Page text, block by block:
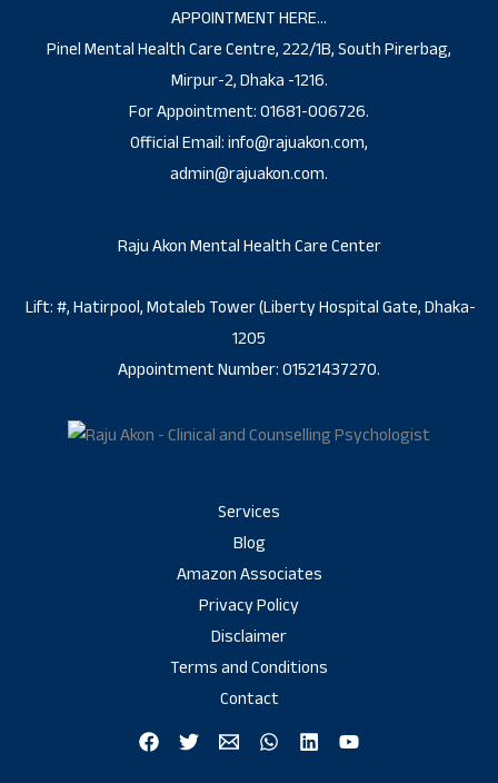
APPOINTMENT HERE…
Pinel Mental Health Care Centre, 222/1B, South Pirerbag,
Mirpur-2, Dhaka -1216.
For Appointment: 01681-006726.
Official Email: info@rajuakon.com,
admin@rajuakon.com.
Raju Akon Mental Health Care Center
Lift: #, Hatirpool, Motaleb Tower (Liberty Hospital Gate, Dhaka-
1205
Appointment Number: 01521437270.
Services
Blog
Amazon Associates
Privacy Policy
Disclaimer
Terms and Conditions
Contact